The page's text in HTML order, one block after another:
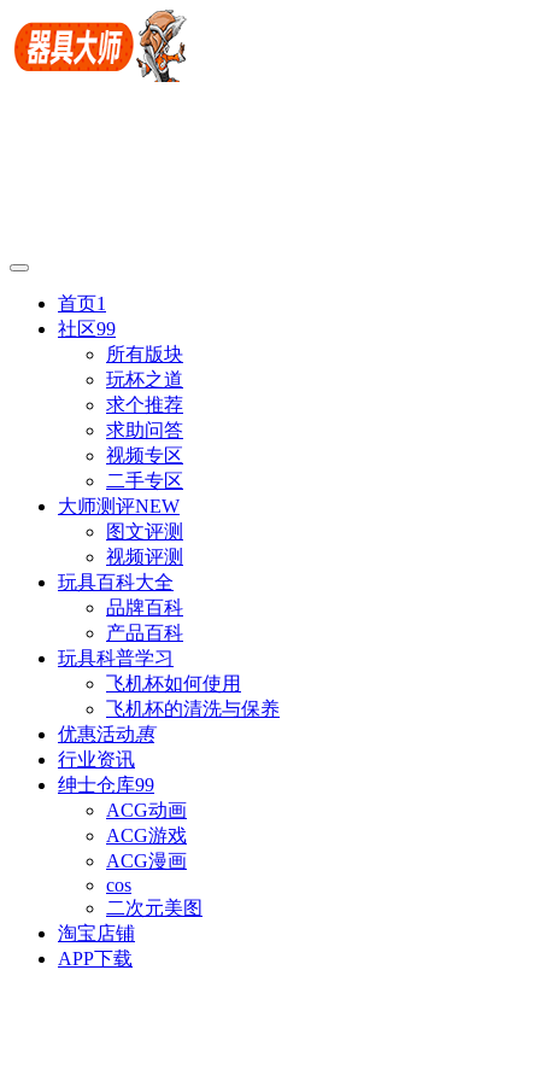
首页1
社区99
所有版块
玩杯之道
求个推荐
求助问答
视频专区
二手专区
大师测评NEW
图文评测
视频评测
玩具百科大全
品牌百科
产品百科
玩具科普学习
飞机杯如何使用
飞机杯的清洗与保养
优惠活动惠
行业资讯
绅士仓库99
ACG动画
ACG游戏
ACG漫画
cos
二次元美图
淘宝店铺
APP下载